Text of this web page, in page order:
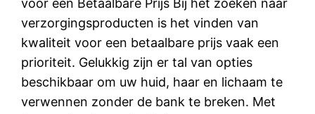
verzorgingsproducten is het vinden van
kwaliteit voor een betaalbare prijs vaak een
prioriteit. Gelukkig zijn er tal van opties
beschikbaar om uw huid, haar en lichaam te
verwennen zonder de bank te breken. Met